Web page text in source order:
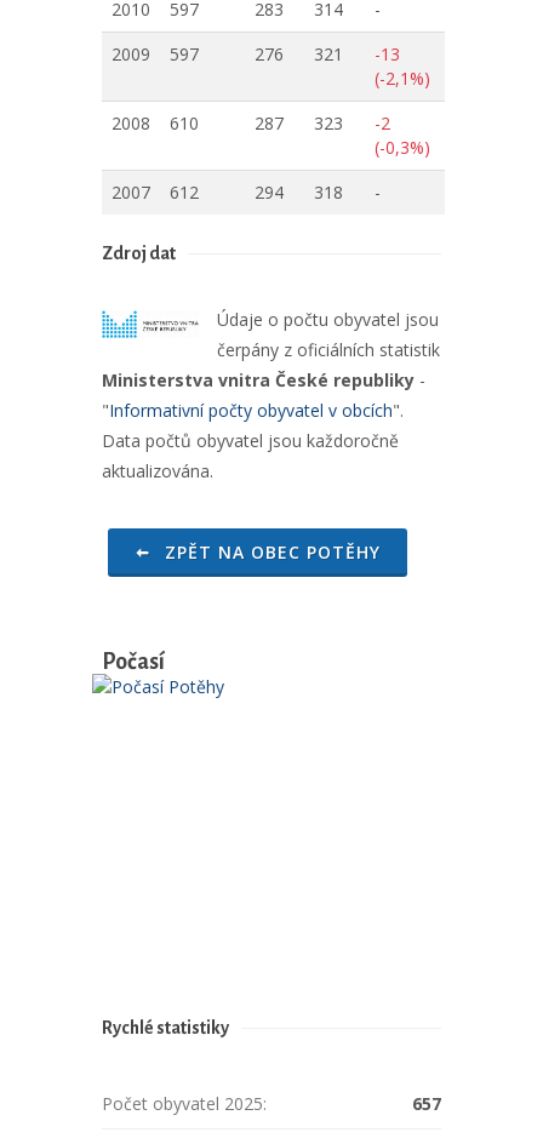
2010 597 283 314
-
2009
597 276 321
-13
(-2,1%)
2008
610 287 323
-2
(-0,3%)
2007
612 294 318 -
Zdroj dat
Údaje o počtu obyvatel jsou
čerpány z oficiálních statistik
Ministerstva vnitra České republiky -
"Informativní počty obyvatel v obcích".
Data počtů obyvatel jsou každoročně
aktualizována.
ZPĚT NA OBEC POTĚHY
Počasí
Rychlé statistiky
Počet obyvatel 2025: 657